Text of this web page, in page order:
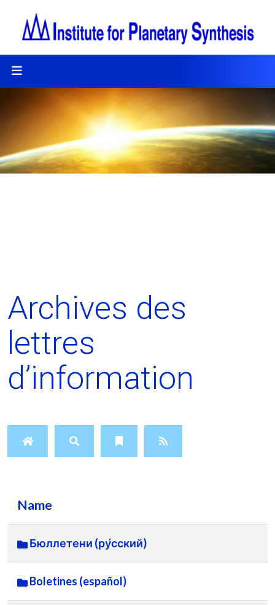
Archives des
lettres
d’information
Name
Бюллетени (ру́сский)
Boletines (español)